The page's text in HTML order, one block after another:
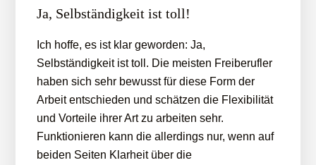
Ja, Selbständigkeit ist toll!
Ich hoffe, es ist klar geworden: Ja,
Selbständigkeit ist toll. Die meisten Freiberufler
haben sich sehr bewusst für diese Form der
Arbeit entschieden und schätzen die Flexibilität
und Vorteile ihrer Art zu arbeiten sehr.
Funktionieren kann die allerdings nur, wenn auf
beiden Seiten Klarheit über die